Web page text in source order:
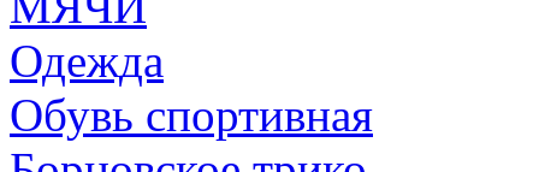
Одежда
Обувь спортивная